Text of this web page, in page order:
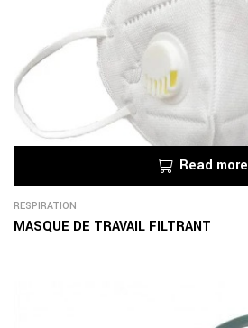
Read more
RESPIRATION
MASQUE DE TRAVAIL FILTRANT